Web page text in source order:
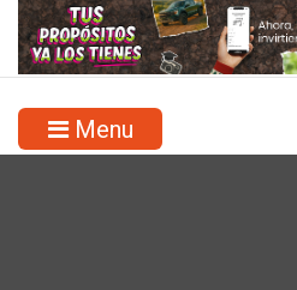
Menu